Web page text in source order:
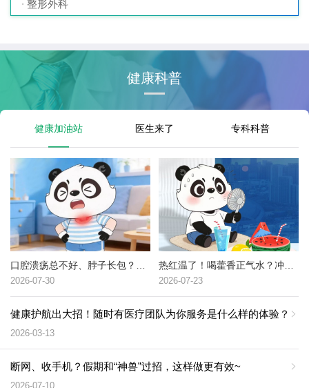
整形外科
健康科普
健康加油站 医生来了 专科科普
2026-07-30 2026-07-23
健康护航出大招！随时有医疗团队为你服务是什么样的体验？
2026-03-13
断网、收手机？假期和“神兽”过招，这样做更有效~
2026-07-10